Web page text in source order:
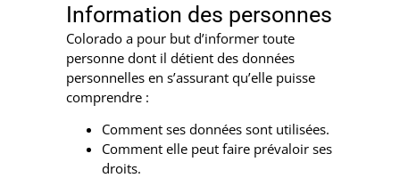
Information des personnes
Colorado a pour but d’informer toute
personne dont il détient des données
personnelles en s’assurant qu’elle puisse
comprendre :
Comment ses données sont utilisées.
Comment elle peut faire prévaloir ses
droits.